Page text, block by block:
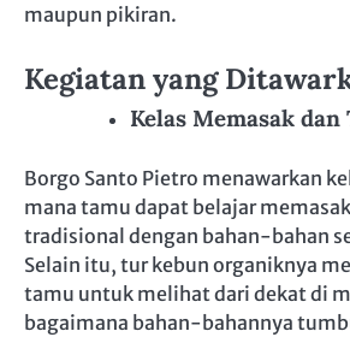
maupun pikiran.
Kegiatan yang
Kelas Memasak
Borgo Santo Pietro menawarkan
mana tamu dapat belajar
tradisional dengan bahan-bahan
Selain itu, tur kebun organiknya
tamu untuk melihat dari dekat di
bagaimana bahan-bahannya